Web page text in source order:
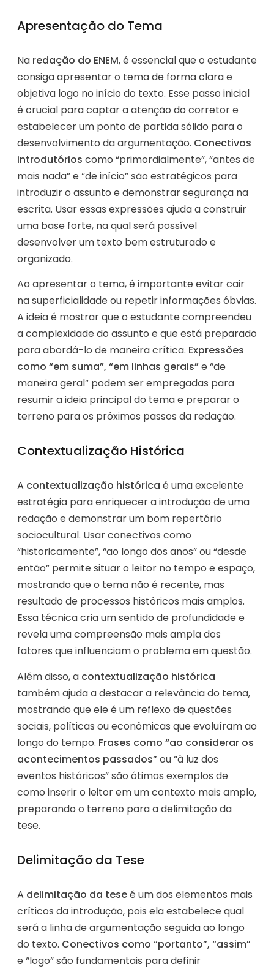
Apresentação do Tema
Na redação do ENEM, é essencial que o estudante
consiga apresentar o tema de forma clara e
objetiva logo no início do texto. Esse passo inicial
é crucial para captar a atenção do corretor e
estabelecer um ponto de partida sólido para o
desenvolvimento da argumentação. Conectivos
introdutórios como “primordialmente”, “antes de
mais nada” e “de início” são estratégicos para
introduzir o assunto e demonstrar segurança na
escrita. Usar essas expressões ajuda a construir
uma base forte, na qual será possível
desenvolver um texto bem estruturado e
organizado.
Ao apresentar o tema, é importante evitar cair
na superficialidade ou repetir informações óbvias.
A ideia é mostrar que o estudante compreendeu
a complexidade do assunto e que está preparado
para abordá-lo de maneira crítica. Expressões
como “em suma”, “em linhas gerais”e “de
maneira geral” podem ser empregadas para
resumir a ideia principal do tema e preparar o
terreno para os próximos passos da redação.
Contextualização Histórica
A contextualização histórica é uma excelente
estratégia para enriquecer a introdução de uma
redação e demonstrar um bom repertório
sociocultural. Usar conectivos como
“historicamente”, “ao longo dos anos” ou “desde
então” permite situar o leitor no tempo e espaço,
mostrando que o tema não é recente, mas
resultado de processos históricos mais amplos.
Essa técnica cria um sentido de profundidade e
revela uma compreensão mais ampla dos
fatores que influenciam o problema em questão.
Além disso, a contextualização histórica
também ajuda a destacar a relevância do tema,
mostrando que ele é um reflexo de questões
sociais, políticas ou econômicas que evoluíram ao
longo do tempo. Frases como “ao considerar os
acontecimentos passados”ou “à luz dos
eventos históricos” são ótimos exemplos de
como inserir o leitor em um contexto mais amplo,
preparando o terreno para a delimitação da
tese.
Delimitação da Tese
A delimitação da teseé um dos elementos mais
críticos da introdução, pois ela estabelece qual
será a linha de argumentação seguida ao longo
do texto. Conectivos como “portanto”, “assim”
e “logo” são fundamentais para definir